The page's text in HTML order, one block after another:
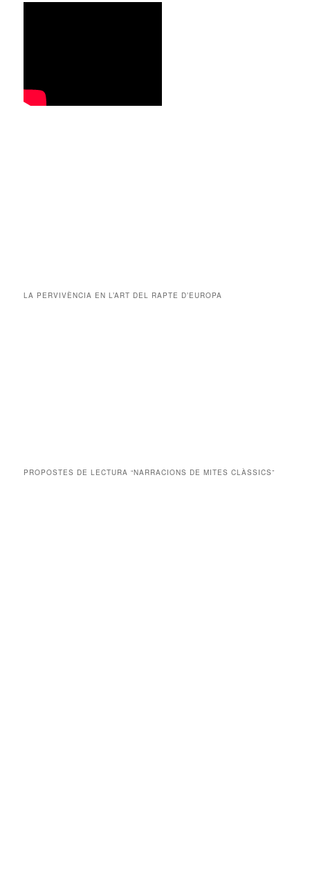
LA PERVIVÈNCIA EN L’ART DEL RAPTE D’EUROPA
PROPOSTES DE LECTURA “NARRACIONS DE MITES CLÀSSICS”